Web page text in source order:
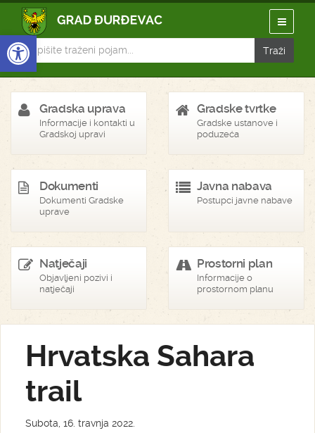
Open toolbar
Gradska uprava
Informacije i kontakti u
Gradskoj upravi
Gradske tvrtke
Gradske ustanove i
poduzeća
Dokumenti
Dokumenti Gradske
uprave
Javna nabava
Postupci javne nabave
Natječaji
Objavljeni pozivi i
natječaji
Prostorni plan
Informacije o
prostornom planu
Hrvatska Sahara
trail
Subota, 16. travnja 2022.